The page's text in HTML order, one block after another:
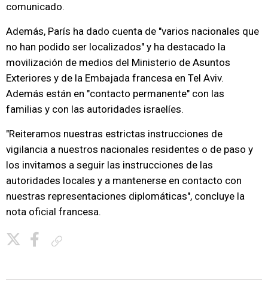
comunicado.
Además, París ha dado cuenta de "varios nacionales que
no han podido ser localizados" y ha destacado la
movilización de medios del Ministerio de Asuntos
Exteriores y de la Embajada francesa en Tel Aviv.
Además están en "contacto permanente" con las
familias y con las autoridades israelíes.
"Reiteramos nuestras estrictas instrucciones de
vigilancia a nuestros nacionales residentes o de paso y
los invitamos a seguir las instrucciones de las
autoridades locales y a mantenerse en contacto con
nuestras representaciones diplomáticas", concluye la
nota oficial francesa.